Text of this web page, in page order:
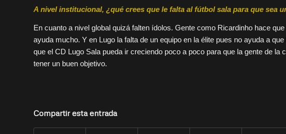
A nivel institucional, ¿qué crees que le falta al fútbol sala para que sea
En cuanto a nivel global quizá falten ídolos. Gente como Ricardinho hace
ayuda mucho. Y en Lugo la falta de un equipo en la élite pues no ayuda a
que el CD Lugo Sala pueda ir creciendo poco a poco para que la gente de
tener un buen objetivo.
Compartir esta entrada